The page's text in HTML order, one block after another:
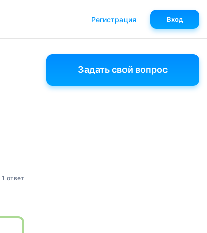
1 ответ
Задать свой вопрос
Регистрация Вход